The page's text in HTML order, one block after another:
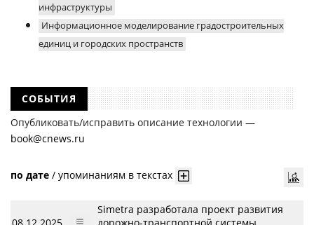
инфраструктуры
Информационное моделирование градостроительных
единиц и городских пространств
СОБЫТИЯ
Опубликовать/исправить описание технологии —
book@cnews.ru
по дате / упоминаниям в текстах
Simetra разработала проект развития